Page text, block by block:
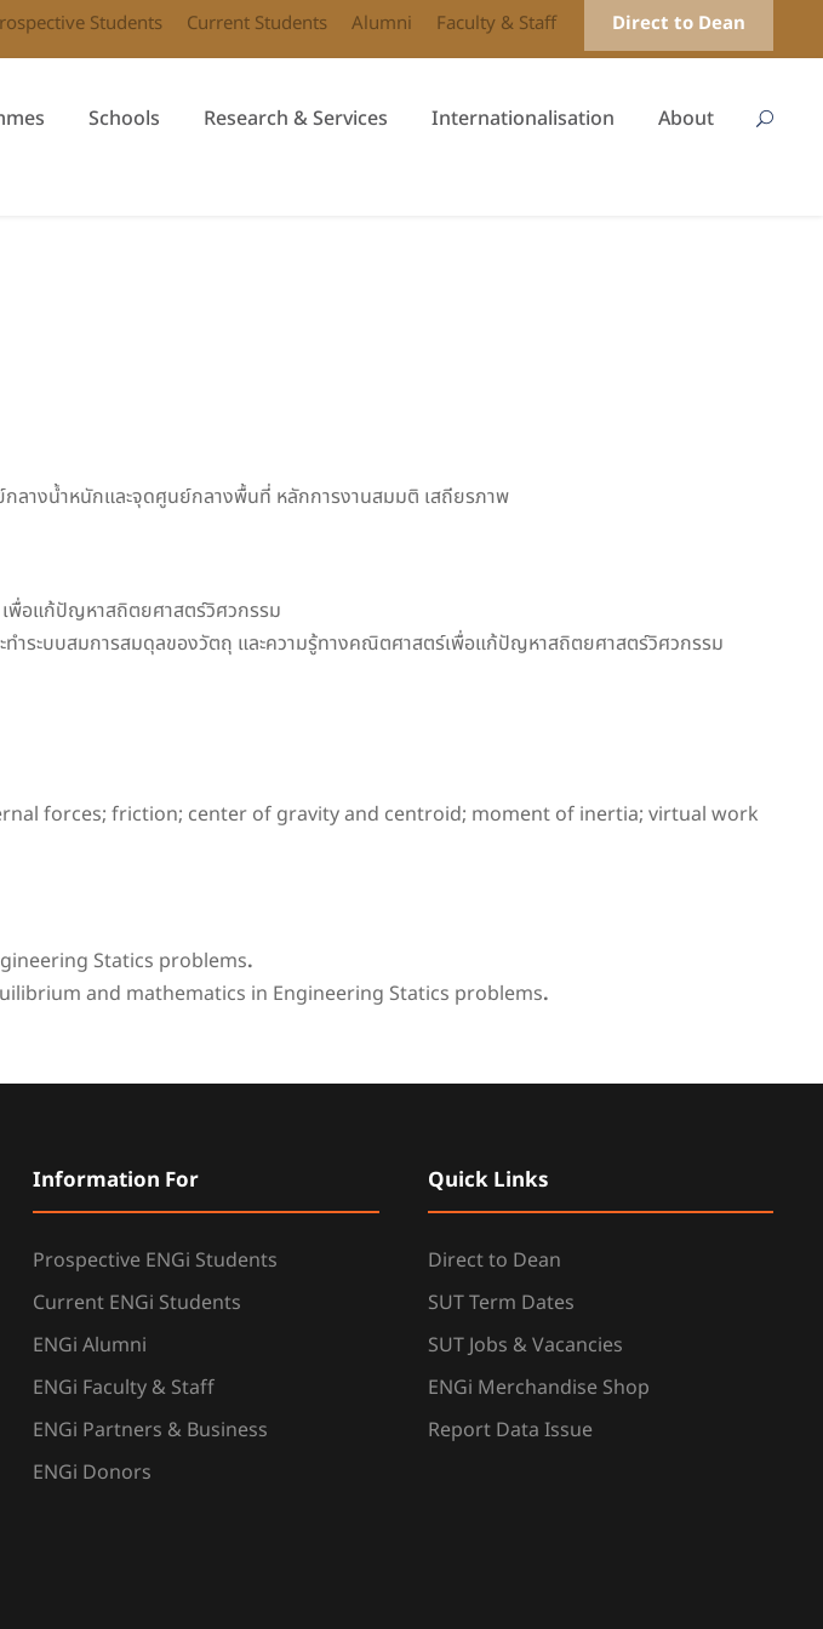
Students Current Students Alumni Faculty & Staff Direct to Dean
Schools Research & Services Internationalisation About
กลางน้ำหนักและจุดศูนย์กลางพื้นที่ หลักการงานสมมติ เสถียรภาพ
พื่อแก้ปัญหาสถิตยศาสตร์วิศวกรรม
ทำระบบสมการสมดุลของวัตถุ และความรู้ทางคณิตศาสตร์เพื่อแก้ปัญหาสถิตยศาสตร์วิศวกรรม
forces; friction; center of gravity and centroid; moment of inertia; virtual work
Statics problems.
and mathematics in Engineering Statics problems.
Information For
Prospective ENGi Students
Current ENGi Students
ENGi Alumni
ENGi Faculty & Staff
ENGi Partners & Business
ENGi Donors
Quick Links
Direct to Dean
SUT Term Dates
SUT Jobs & Vacancies
ENGi Merchandise Shop
Report Data Issue